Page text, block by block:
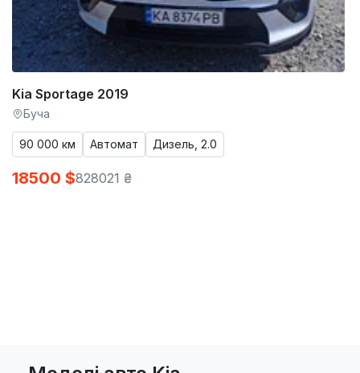
Kia Sportage 2019
Буча
90 000 км Автомат Дизель, 2.0
18500 $828021 ₴